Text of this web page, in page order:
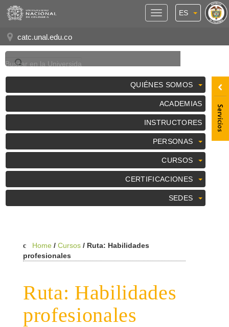
ES
catc.unal.edu.co
QUIÉNES SOMOS
ACADEMIAS
INSTRUCTORES
PERSONAS
CURSOS
CERTIFICACIONES
SEDES
Panel
Home / Cursos / Ruta: Habilidades
profesionales
Ruta: Habilidades
profesionales